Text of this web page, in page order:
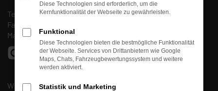
Tel.:
(0661) 67 90 88 0
Fax: (0661) 67 90 88 30
Mail:info@autohaus-fulda-west.de
Wir sind Mitglied beim BVfKund arbeiten mit unserem
Diese Technologien sind erforderlich, um die
Kernfunktionalität der Webseite zu gewährleisten.
Funktional
Diese Technologien bieten die bestmögliche Funktionalität
der Webseite. Services von Drittanbietern wie Google
Maps, Chats, Fahrzeugbewertungssystem und weitere
werden aktiviert.
Statistik und Marketing